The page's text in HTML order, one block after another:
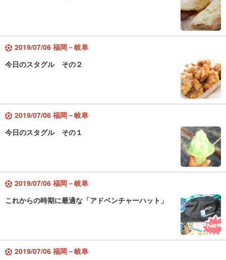
2019/07/06 福岡－岐阜
今日のスタグル その２
2019/07/06 福岡－岐阜
今日のスタグル その１
2019/07/06 福岡－岐阜
これからの時期に最適な「アドベンチャーハット」
2019/07/06 福岡－岐阜